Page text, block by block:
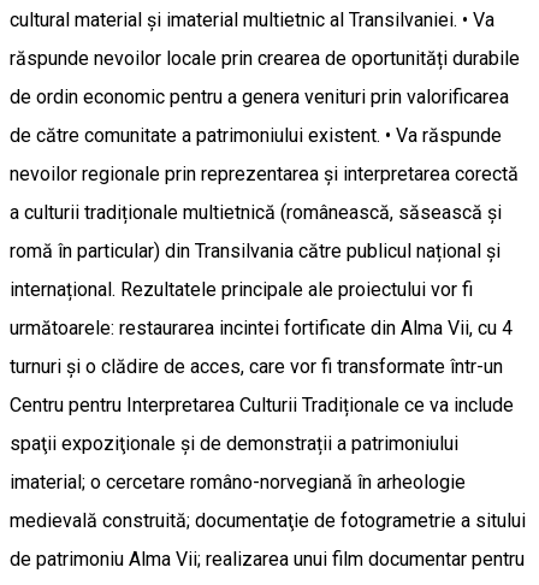
cultural material și imaterial multietnic al Transilvaniei. • Va
răspunde nevoilor locale prin crearea de oportunități durabile
de ordin economic pentru a genera venituri prin valorificarea
de către comunitate a patrimoniului existent. • Va răspunde
nevoilor regionale prin reprezentarea și interpretarea corectă
a culturii tradiționale multietnică (românească, săsească și
romă în particular) din Transilvania către publicul național și
internațional. Rezultatele principale ale proiectului vor fi
următoarele: restaurarea incintei fortificate din Alma Vii, cu 4
turnuri şi o clădire de acces, care vor fi transformate într-un
Centru pentru Interpretarea Culturii Tradiționale ce va include
spaţii expoziţionale şi de demonstrații a patrimoniului
imaterial; o cercetare româno-norvegiană în arheologie
medievală construită; documentaţie de fotogrametrie a sitului
de patrimoniu Alma Vii; realizarea unui film documentar pentru